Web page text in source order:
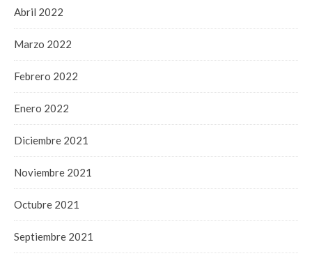
Abril 2022
Marzo 2022
Febrero 2022
Enero 2022
Diciembre 2021
Noviembre 2021
Octubre 2021
Septiembre 2021